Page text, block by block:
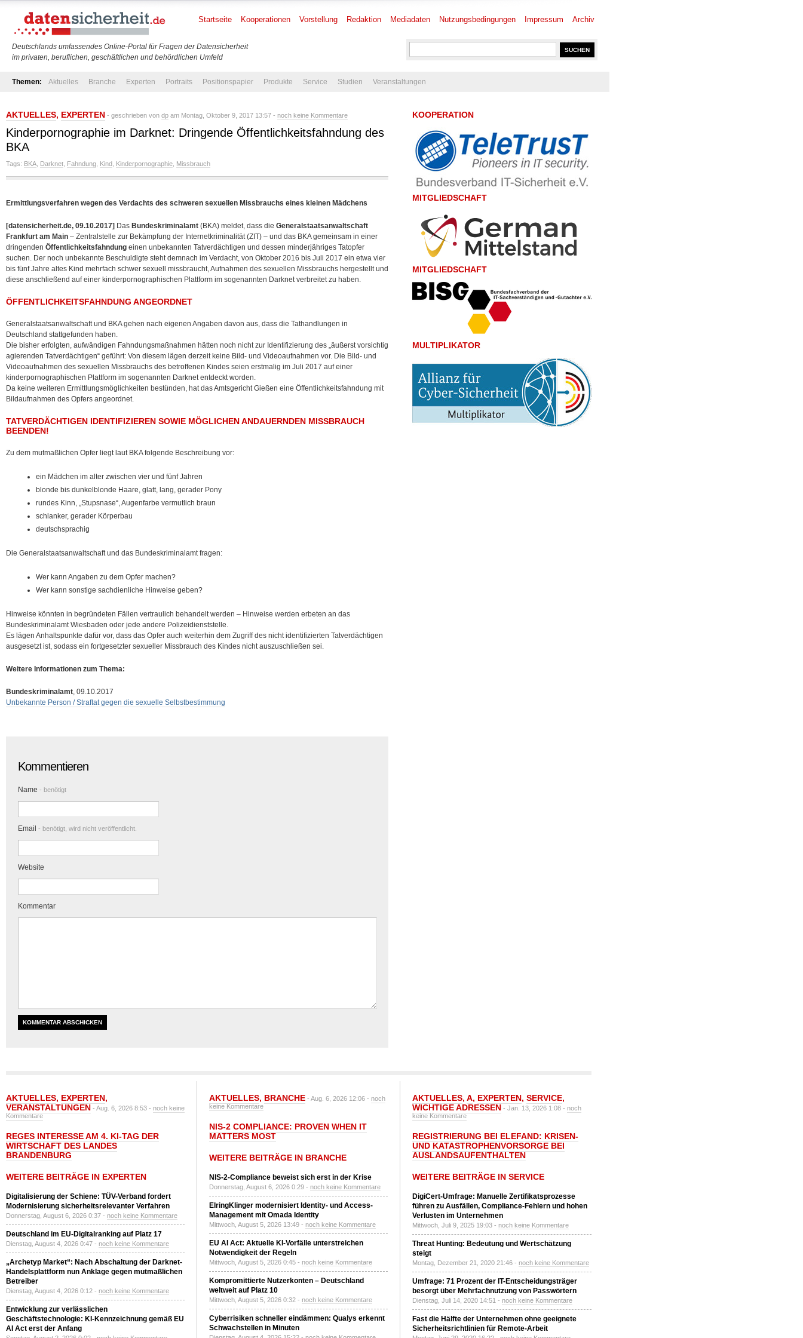
Deutschlands umfassendes Online-Portal für Fragen der Datensicherheit
im privaten, beruflichen, geschäftlichen und behördlichen Umfeld
Startseite Kooperationen Vorstellung Redaktion Mediadaten Nutzungsbedingungen Impressum Archiv
Themen: Aktuelles Branche Experten Portraits Positionspapier Produkte Service Studien Veranstaltungen
AKTUELLES, EXPERTEN - geschrieben von dp am Montag, Oktober 9, 2017 13:57 - noch keine Kommentare
Kinderpornographie im Darknet: Dringende Öffentlichkeitsfahndung des
BKA
Tags: BKA Darknet Fahndung Kind Kinderpornographie Missbrauch
Ermittlungsverfahren wegen des Verdachts des schweren sexuellen Missbrauchs eines kleinen Mädchens
[datensicherheit.de, 09.10.2017] Das Bundeskriminalamt (BKA) meldet, dass die Generalstaatsanwaltschaft
Frankfurt am Main – Zentralstelle zur Bekämpfung der Internetkriminalität (ZIT) – und das BKA gemeinsam in einer
dringenden Öffentlichkeitsfahndung einen unbekannten Tatverdächtigen und dessen minderjähriges Tatopfer
suchen. Der noch unbekannte Beschuldigte steht demnach im Verdacht, von Oktober 2016 bis Juli 2017 ein etwa vier
bis fünf Jahre altes Kind mehrfach schwer sexuell missbraucht, Aufnahmen des sexuellen Missbrauchs hergestellt und
diese anschließend auf einer kinderpornographischen Plattform im sogenannten Darknet verbreitet zu haben.
ÖFFENTLICHKEITSFAHNDUNG ANGEORDNET
Generalstaatsanwaltschaft und BKA gehen nach eigenen Angaben davon aus, dass die Tathandlungen in
Deutschland stattgefunden haben.
Die bisher erfolgten, aufwändigen Fahndungsmaßnahmen hätten noch nicht zur Identifizierung des „äußerst vorsichtig
agierenden Tatverdächtigen“ geführt: Von diesem lägen derzeit keine Bild- und Videoaufnahmen vor. Die Bild- und
Videoaufnahmen des sexuellen Missbrauchs des betroffenen Kindes seien erstmalig im Juli 2017 auf einer
kinderpornographischen Plattform im sogenannten Darknet entdeckt worden.
Da keine weiteren Ermittlungsmöglichkeiten bestünden, hat das Amtsgericht Gießen eine Öffentlichkeitsfahndung mit
Bildaufnahmen des Opfers angeordnet.
TATVERDÄCHTIGEN IDENTIFIZIEREN SOWIE MÖGLICHEN ANDAUERNDEN MISSBRAUCH
BEENDEN!
Zu dem mutmaßlichen Opfer liegt laut BKA folgende Beschreibung vor:
ein Mädchen im alter zwischen vier und fünf Jahren
blonde bis dunkelblonde Haare, glatt, lang, gerader Pony
rundes Kinn, „Stupsnase“, Augenfarbe vermutlich braun
schlanker, gerader Körperbau
deutschsprachig
Die Generalstaatsanwaltschaft und das Bundeskriminalamt fragen:
Wer kann Angaben zu dem Opfer machen?
Wer kann sonstige sachdienliche Hinweise geben?
Hinweise könnten in begründeten Fällen vertraulich behandelt werden – Hinweise werden erbeten an das
Bundeskriminalamt Wiesbaden oder jede andere Polizeidienststelle.
Es lägen Anhaltspunkte dafür vor, dass das Opfer auch weiterhin dem Zugriff des nicht identifizierten Tatverdächtigen
ausgesetzt ist, sodass ein fortgesetzter sexueller Missbrauch des Kindes nicht auszuschließen sei.
Weitere Informationen zum Thema:
Bundeskriminalamt, 09.10.2017
Unbekannte Person / Straftat gegen die sexuelle Selbstbestimmung
Kommentieren
Name - benötigt
Email - benötigt, wird nicht veröffentlicht.
Website
Kommentar
KOOPERATION
MITGLIEDSCHAFT
MITGLIEDSCHAFT
MULTIPLIKATOR
AKTUELLES, EXPERTEN,
VERANSTALTUNGEN - Aug. 6, 2026 8:53 - noch keine
Kommentare
REGES INTERESSE AM 4. KI-TAG DER
WIRTSCHAFT DES LANDES
BRANDENBURG
WEITERE BEITRÄGE IN EXPERTEN
Digitalisierung der Schiene: TÜV-Verband fordert
Modernisierung sicherheitsrelevanter Verfahren
Donnerstag, August 6, 2026 0:37 - noch keine Kommentare
Deutschland im EU-Digitalranking auf Platz 17
Dienstag, August 4, 2026 0:47 - noch keine Kommentare
„Archetyp Market“: Nach Abschaltung der Darknet-
Handelsplattform nun Anklage gegen mutmaßlichen
Betreiber
Dienstag, August 4, 2026 0:12 - noch keine Kommentare
Entwicklung zur verlässlichen
Geschäftstechnologie: KI-Kennzeichnung gemäß EU
AI Act erst der Anfang
AKTUELLES, BRANCHE - Aug. 6, 2026 12:06 - noch
keine Kommentare
NIS-2 COMPLIANCE: PROVEN WHEN IT
MATTERS MOST
WEITERE BEITRÄGE IN BRANCHE
NIS-2-Compliance beweist sich erst in der Krise
Donnerstag, August 6, 2026 0:29 - noch keine Kommentare
ElringKlinger modernisiert Identity- und Access-
Management mit Omada Identity
Mittwoch, August 5, 2026 13:49 - noch keine Kommentare
EU AI Act: Aktuelle KI-Vorfälle unterstreichen
Notwendigkeit der Regeln
Mittwoch, August 5, 2026 0:45 - noch keine Kommentare
Kompromittierte Nutzerkonten – Deutschland
weltweit auf Platz 10
Mittwoch, August 5, 2026 0:32 - noch keine Kommentare
Cyberrisiken schneller eindämmen: Qualys erkennt
Schwachstellen in Minuten
AKTUELLES, A, EXPERTEN, SERVICE,
WICHTIGE ADRESSEN - Jan. 13, 2026 1:08 - noch
keine Kommentare
REGISTRIERUNG BEI ELEFAND: KRISEN-
UND KATASTROPHENVORSORGE BEI
AUSLANDSAUFENTHALTEN
WEITERE BEITRÄGE IN SERVICE
DigiCert-Umfrage: Manuelle Zertifikatsprozesse
führen zu Ausfällen, Compliance-Fehlern und hohen
Verlusten im Unternehmen
Mittwoch, Juli 9, 2025 19:03 - noch keine Kommentare
Threat Hunting: Bedeutung und Wertschätzung
steigt
Montag, Dezember 21, 2020 21:46 - noch keine Kommentare
Umfrage: 71 Prozent der IT-Entscheidungsträger
besorgt über Mehrfachnutzung von Passwörtern
Dienstag, Juli 14, 2020 14:51 - noch keine Kommentare
Fast die Hälfte der Unternehmen ohne geeignete
Sicherheitsrichtlinien für Remote-Arbeit